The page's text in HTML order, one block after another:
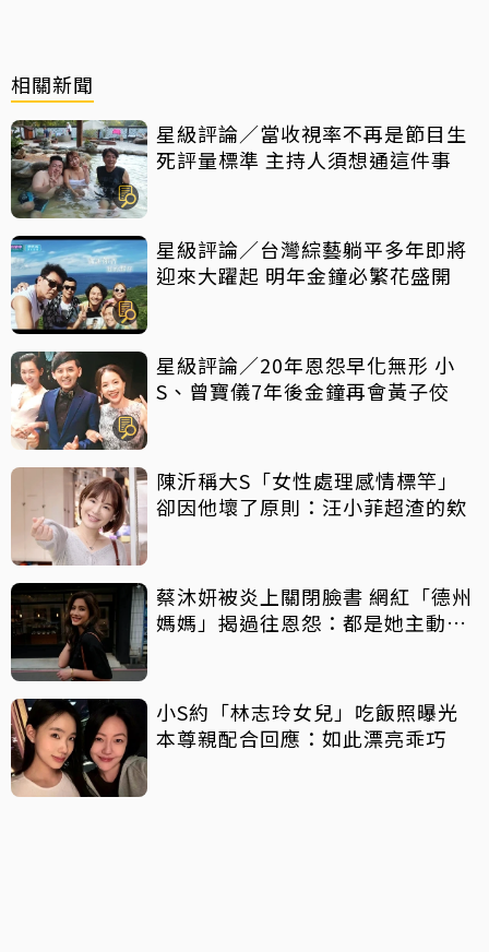
相關新聞
星級評論／當收視率不再是節目生
死評量標準 主持人須想通這件事
星級評論／台灣綜藝躺平多年即將
迎來大躍起 明年金鐘必繁花盛開
星級評論／20年恩怨早化無形 小
S、曾寶儀7年後金鐘再會黃子佼
陳沂稱大S「女性處理感情標竿」
卻因他壞了原則：汪小菲超渣的欸
蔡沐妍被炎上關閉臉書 網紅「德州
媽媽」揭過往恩怨：都是她主動攻
小S約「林志玲女兒」吃飯照曝光
本尊親配合回應：如此漂亮乖巧